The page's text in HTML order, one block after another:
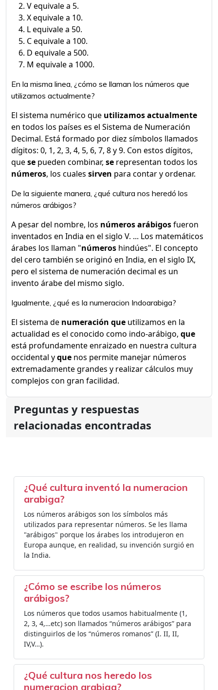
V equivale a 5.
X equivale a 10.
L equivale a 50.
C equivale a 100.
D equivale a 500.
M equivale a 1000.
En la misma linea, ¿cómo se llaman los números que
utilizamos actualmente?
El sistema numérico que utilizamos actualmente
en todos los países es el Sistema de Numeración
Decimal. Está formado por diez símbolos llamados
dígitos: 0, 1, 2, 3, 4, 5, 6, 7, 8 y 9. Con estos dígitos,
quese pueden combinar, se representan todos los
números, los cuales sirven para contar y ordenar.
De la siguiente manera, ¿qué cultura nos heredó los
números arábigos?
A pesar del nombre, los números arábigosfueron
inventados en India en el siglo V. ... Los matemáticos
árabes los llaman "números hindúes". El concepto
del cero también se originó en India, en el siglo IX,
pero el sistema de numeración decimal es un
invento árabe del mismo siglo.
Igualmente, ¿qué es la numeracion Indoarabiga?
El sistema de numeración que utilizamos en la
actualidad es el conocido como indo-arábigo, que
está profundamente enraizado en nuestra cultura
occidental yque nos permite manejar números
extremadamente grandes y realizar cálculos muy
complejos con gran facilidad.
Preguntas y respuestas
relacionadas encontradas
¿Qué cultura inventó la numeracion
arabiga?
Los números arábigos son los símbolos más
utilizados para representar números. Se les llama
"arábigos" porque los árabes los introdujeron en
Europa aunque, en realidad, su invención surgió en
la India.
¿Cómo se escribe los números
arábigos?
Los números que todos usamos habitualmente (1,
2, 3, 4,…etc) son llamados “números arábigos” para
distinguirlos de los “números romanos” (I. II, II,
IV,V…).
¿Qué cultura nos heredo los
numeracion arabiga?